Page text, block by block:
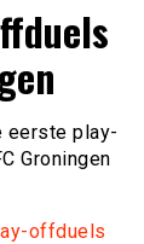
eerste play-
Groningen
offduels